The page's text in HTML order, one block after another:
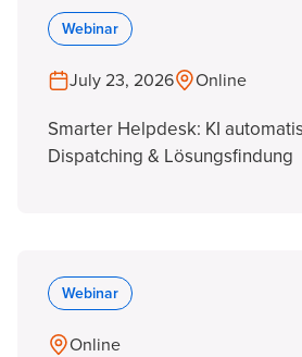
Webinar
July 23, 2026 Online
Smarter Helpdesk: KI
Dispatching & Lösungsfindung
Webinar
Online